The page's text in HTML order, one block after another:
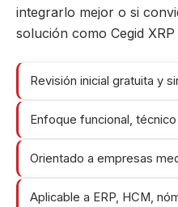
integrarlo mejor o si
solución como Cegid
Revisión inicial gratuita y
Enfoque funcional,
Orientado a empresas
Aplicable a ERP, HCM,